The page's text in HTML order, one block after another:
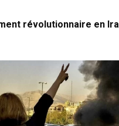
révolutionnaire en